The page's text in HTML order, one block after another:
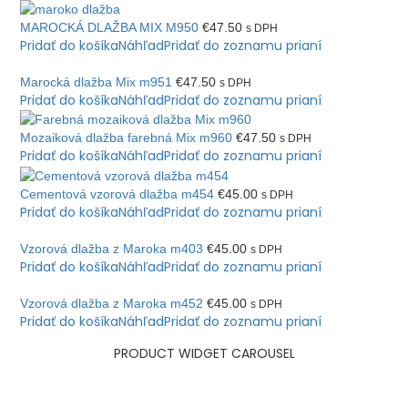
MAROCKÁ DLAŽBA MIX M950 €47.50 s DPH
Pridať do košíkaNáhľadPridať do zoznamu prianí
Marocká dlažba Mix m951 €47.50 s DPH
Pridať do košíkaNáhľadPridať do zoznamu prianí
Mozaiková dlažba farebná Mix m960 €47.50 s DPH
Pridať do košíkaNáhľadPridať do zoznamu prianí
Cementová vzorová dlažba m454 €45.00 s DPH
Pridať do košíkaNáhľadPridať do zoznamu prianí
Vzorová dlažba z Maroka m403 €45.00 s DPH
Pridať do košíkaNáhľadPridať do zoznamu prianí
Vzorová dlažba z Maroka m452 €45.00 s DPH
Pridať do košíkaNáhľadPridať do zoznamu prianí
PRODUCT WIDGET CAROUSEL